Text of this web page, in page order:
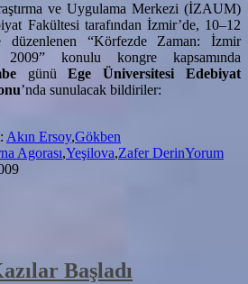
ve Uygulama Merkezi (İZAUM)
Fakültesi tarafından İzmir’de, 10–12
düzenlenen “Körfezde Zaman: İzmir
2009” konulu kongre kapsamında
günüEge Üniversitesi Edebiyat
’nda sunulacak bildiriler:
Akın Ersoy,Gökben
Agorası,Yeşilova,Zafer DerinYorum
Başladı